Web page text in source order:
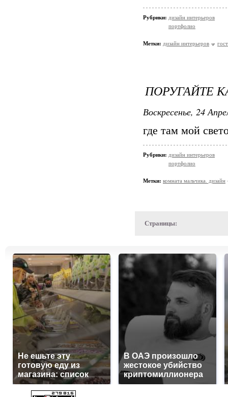
Рубрики: дизайн интерьеров
портфолио
Метки: дизайн интерьеров
ПОРУГАЙТЕ
Воскресенье, 24
где там мой
Рубрики: дизайн интерьеров
портфолио
Метки: комната мальчика. дизайн
Страницы:
Не ешьте эту
готовую еду из
магазина: список
В ОАЭ произошло
жестокое убийство
криптомиллионера